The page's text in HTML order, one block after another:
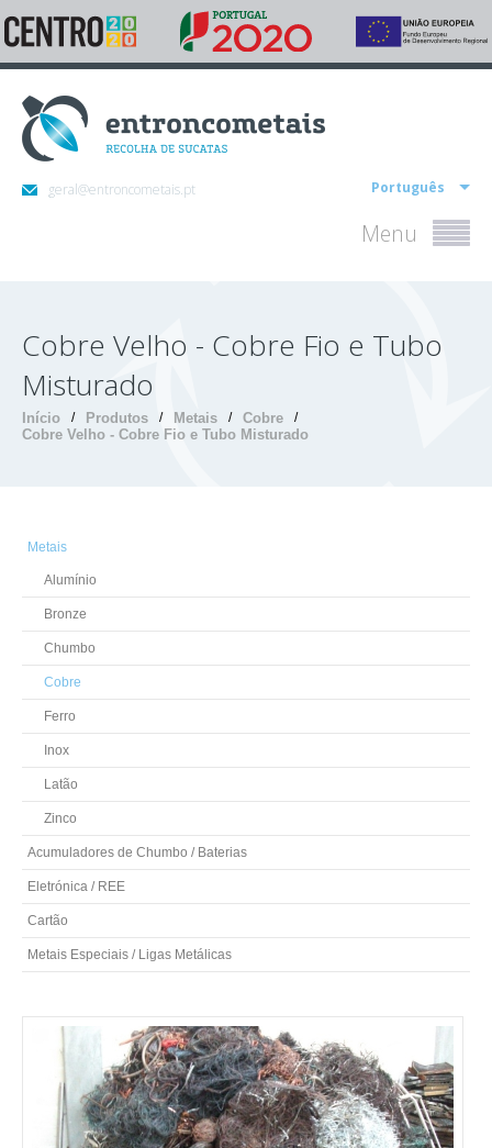
geral@entroncometais.pt Português
Menu
Cobre Velho - Cobre Fio e Tubo
Misturado
Início / Produtos / Metais / Cobre /
Cobre Velho - Cobre Fio e Tubo Misturado
Metais
Alumínio
Bronze
Chumbo
Cobre
Ferro
Inox
Latão
Zinco
Acumuladores de Chumbo / Baterias
Eletrónica / REE
Cartão
Metais Especiais / Ligas Metálicas